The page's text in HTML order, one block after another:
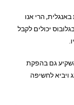
הרי אנו
יכולים לקבל
גם בהפקת
ויביא לחשיפה